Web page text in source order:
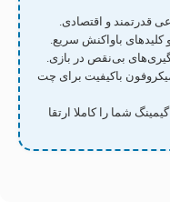
قدرتمند و اقتصادی.
باواکنش سریع.
بی‌نقص در بازی.
باکیفیت برای چت
شما را کاملا ارتقا